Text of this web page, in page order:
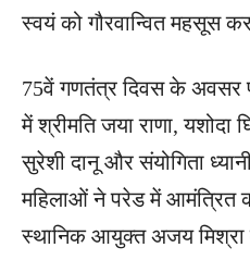
स्वयं को गौरवान्वित महसूस
75वें गणतंत्र दिवस के अवसर
में श्रीमति जया राणा, यशोदा
सुरेशी दानू और संयोगिता
महिलाओं ने परेड में आमंत्रित
स्थानिक आयुक्त अजय मिश्रा